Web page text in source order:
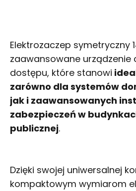
Elektrozaczep symetryczny
zaawansowane urządzenie
dostępu, które stanowi
zarówno dla systemów
jak i zaawansowanych
zabezpieczeń w
publicznej.
Dzięki swojej uniwersalnej
kompaktowym wymiarom